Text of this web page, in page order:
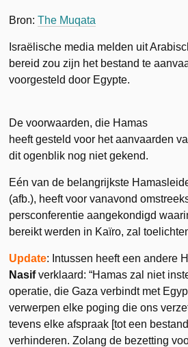
Bron:The Muqata
Israëlische media melden uit
bereid zou zijn het bestand te
voorgesteld door Egypte.
De voorwaarden, die Hamas
heeft gesteld voor het aanvaarden
dit ogenblik nog niet gekend.
Eén van de belangrijkste
(afb.), heeft voor vanavond
persconferentie aangekondigd
bereikt werden in Kaïro, zal
Update: Intussen heeft een andere
Nasifverklaard: “Hamas zal niet
operatie, die Gaza verbindt met
verwerpen elke poging die ons
tevens elke afspraak [tot een
verhinderen. Zolang de bezetting